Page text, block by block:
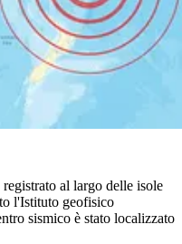
al largo delle isole
l'Istituto geofisico
sismico è stato localizzato